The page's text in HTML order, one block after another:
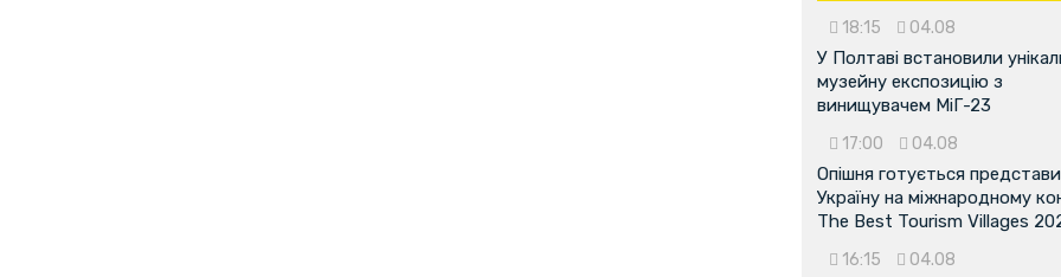
18:15 04.08
У Полтаві встановили
музейну експозицію з
винищувачем МіГ-23
17:00 04.08
Опішня готується
Україну на міжнародному
The Best Tourism Villages
16:15 04.08